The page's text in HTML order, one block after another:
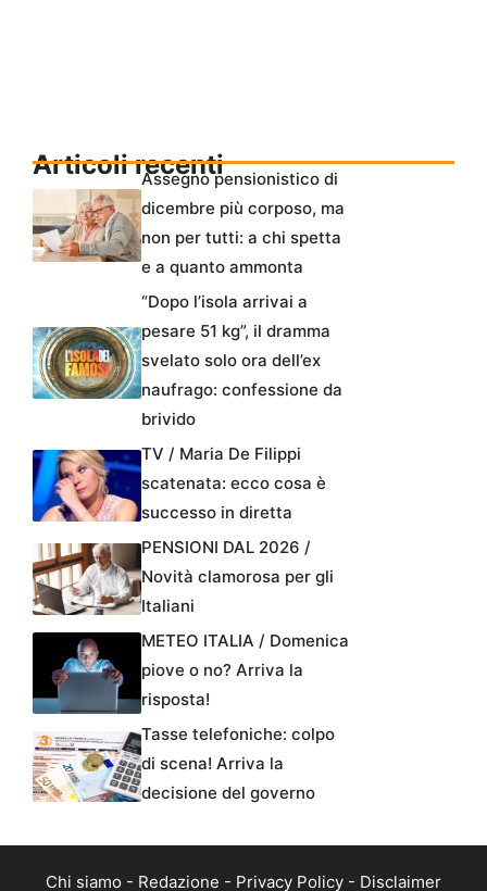
Articoli recentiAssegno pensionistico di
dicembre più corposo, ma
non per tutti: a chi spetta
e a quanto ammonta
“Dopo l’isola arrivai a
pesare 51 kg”, il dramma
svelato solo ora dell’ex
naufrago: confessione da
brivido
TV / Maria De Filippi
scatenata: ecco cosa è
successo in diretta
PENSIONI DAL 2026 /
Novità clamorosa per gli
Italiani
METEO ITALIA / Domenica
piove o no? Arriva la
risposta!
Tasse telefoniche: colpo
di scena! Arriva la
decisione del governo
Chi siamo - Redazione - Privacy Policy - Disclaimer